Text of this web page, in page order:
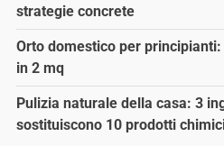
strategie concrete
Orto domestico per
in 2 mq
Pulizia naturale della casa: 3
sostituiscono 10 prodotti